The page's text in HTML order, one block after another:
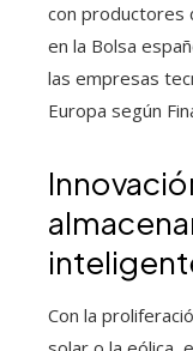
con productores
en la Bolsa
las empresas
Europa según
Con la